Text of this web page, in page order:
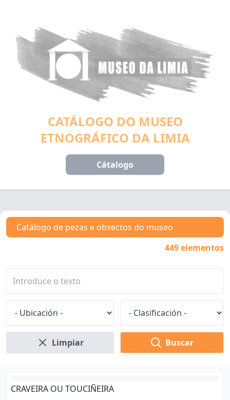
CATÁLOGO DO MUSEO
ETNOGRÁFICO DA LIMIA
Cátalogo
Catálogo de pezas e obxectos do museo
449 elementos
Limpiar Buscar
CRAVEIRA OU TOUCIÑEIRA